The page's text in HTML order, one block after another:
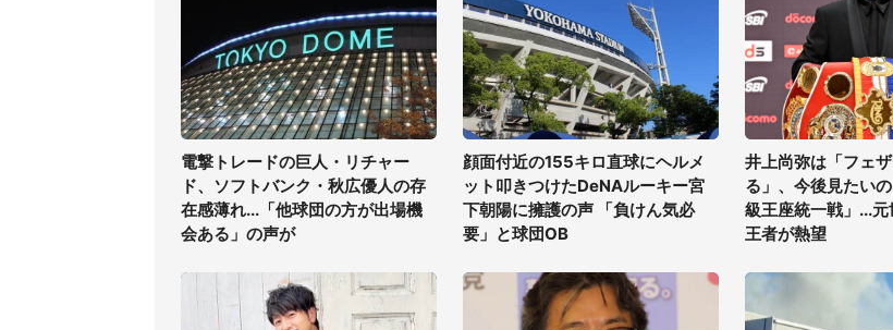
電撃トレードの巨人・リチャー
ド、ソフトバンク・秋広優人の存
在感薄れ...「他球団の方が出場機
会ある」の声が
顔面付近の155キロ直球にヘルメ
ット叩きつけたDeNAルーキー宮
下朝陽に擁護の声 「負けん気必
要」と球団OB
井上尚弥は「フェ
る」、今後見たい
級王座統一戦」...
王者が熱望